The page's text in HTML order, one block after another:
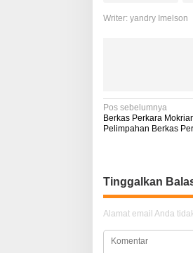
Writer: yandry Imelson
N
a
g
a
s
Pos sebelumnya
Berkas Perkara
Pelimpahan Berkas
Tinggalkan
Alamat email Anda